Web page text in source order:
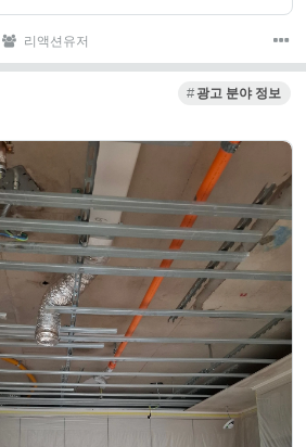
리액션유저
광고 분야 정보